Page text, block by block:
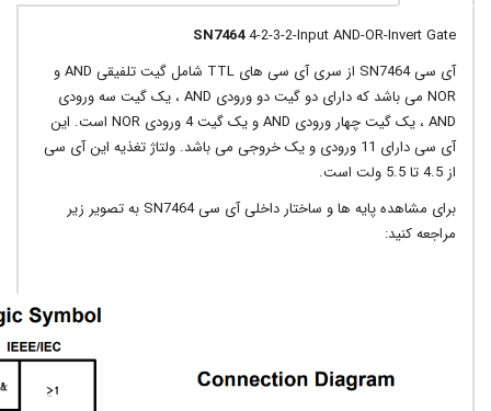
SN74644-2-3-2-Input AND-OR-
آی سی SN7464 از سری آی سی های TTL شامل گیت تلفیقی AND و
NOR می باشد که دارای دو گیت دو ورودی AND ، یک گیت سه ورودی
AND ، یک گیت چهار ورودی AND و یک گیت 4 ورودی NOR است. این
آی سی دارای 11 ورودی و یک خروجی می باشد. ولتاژ تغذیه این آی سی
برای مشاهده پایه ها و ساختار داخلی آی سی SN7464 به تصویر زیر